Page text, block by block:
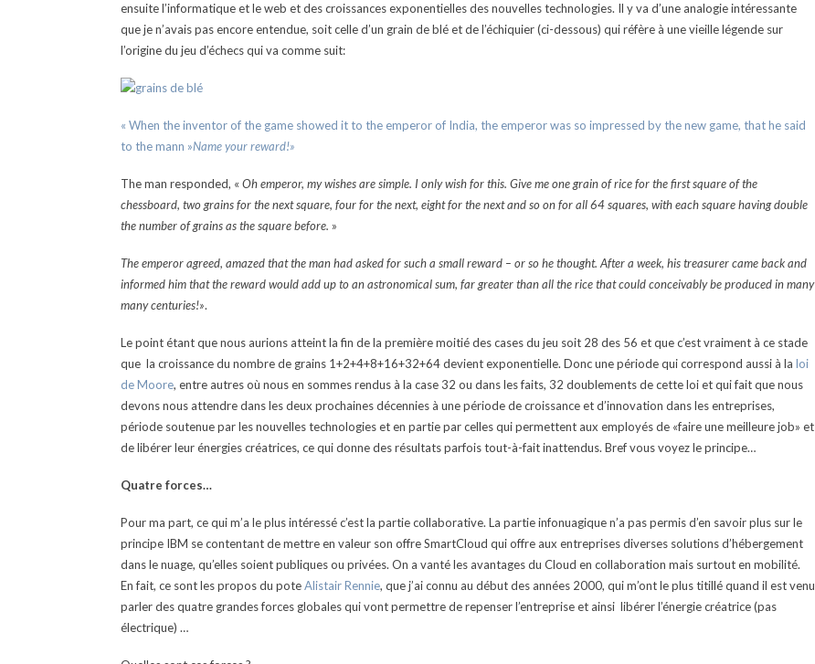
ensuite l’informatique et le web et des croissances exponentielles des nouvelles technologies. Il y va d’une analogie intéressante
que je n’avais pas encore entendue, soit celle d’un grain de blé et de l’échiquier (ci-dessous) qui réfère à une vieille légende sur
l’origine du jeu d’échecs qui va comme suit:
« When the inventor of the game showed it to the emperor of India, the emperor was so impressed by the new game, that he said
to the mann »Name your reward!»
The man responded, « Oh emperor, my wishes are simple. I only wish for this. Give me one grain of rice for the first square of the
chessboard, two grains for the next square, four for the next, eight for the next and so on for all 64 squares, with each square having double
the number of grains as the square before. »
The emperor agreed, amazed that the man had asked for such a small reward – or so he thought. After a week, his treasurer came back and
informed him that the reward would add up to an astronomical sum, far greater than all the rice that could conceivably be produced in many
many centuries!».
Le point étant que nous aurions atteint la fin de la première moitié des cases du jeu soit 28 des 56 et que c’est vraiment à ce stade
que la croissance du nombre de grains 1+2+4+8+16+32+64 devient exponentielle. Donc une période qui correspond aussi à la loi
de Moore, entre autres où nous en sommes rendus à la case 32 ou dans les faits, 32 doublements de cette loi et qui fait que nous
devons nous attendre dans les deux prochaines décennies à une période de croissance et d’innovation dans les entreprises,
période soutenue par les nouvelles technologies et en partie par celles qui permettent aux employés de «faire une meilleure job» et
de libérer leur énergies créatrices, ce qui donne des résultats parfois tout-à-fait inattendus. Bref vous voyez le principe…
Quatre forces…
Pour ma part, ce qui m’a le plus intéressé c’est la partie collaborative. La partie infonuagique n’a pas permis d’en savoir plus sur le
principe IBM se contentant de mettre en valeur son offre SmartCloud qui offre aux entreprises diverses solutions d’hébergement
dans le nuage, qu’elles soient publiques ou privées. On a vanté les avantages du Cloud en collaboration mais surtout en mobilité.
En fait, ce sont les propos du poteAlistair Rennie, que j’ai connu au début des années 2000, qui m’ont le plus titillé quand il est venu
parler des quatre grandes forces globales qui vont permettre de repenser l’entreprise et ainsi libérer l’énergie créatrice (pas
électrique) …